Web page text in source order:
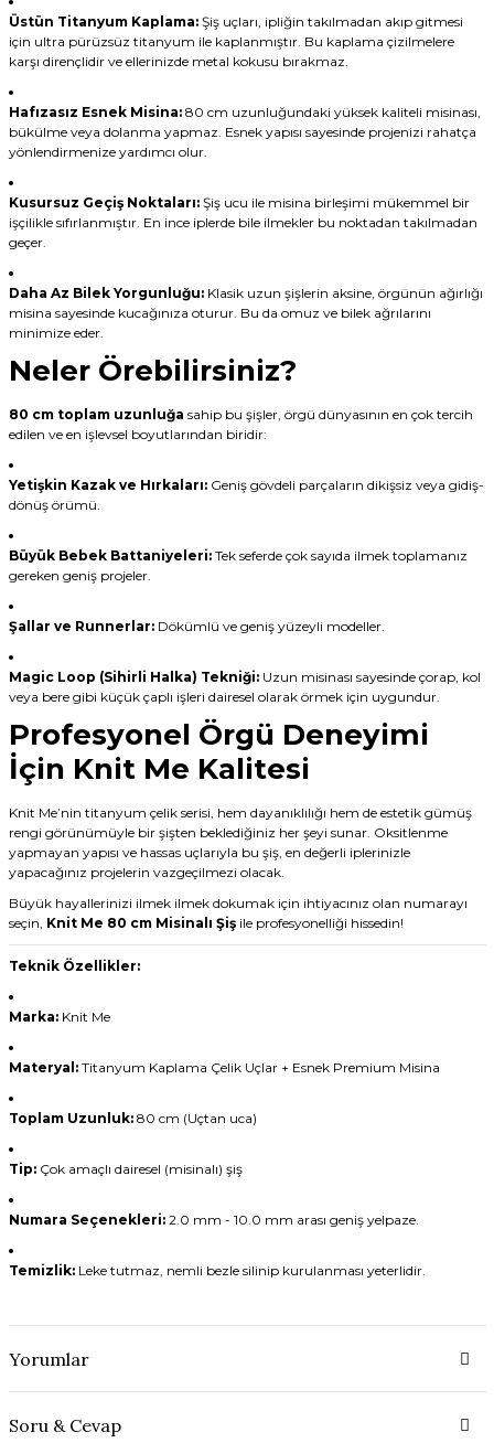
Üstün Titanyum Kaplama:Şiş uçları, ipliğin takılmadan akıp gitmesi
için ultra pürüzsüz titanyum ile kaplanmıştır. Bu kaplama çizilmelere
karşı dirençlidir ve ellerinizde metal kokusu bırakmaz.
Hafızasız Esnek Misina:80 cm uzunluğundaki yüksek kaliteli misinası,
bükülme veya dolanma yapmaz. Esnek yapısı sayesinde projenizi rahatça
yönlendirmenize yardımcı olur.
Kusursuz Geçiş Noktaları:Şiş ucu ile misina birleşimi mükemmel bir
işçilikle sıfırlanmıştır. En ince iplerde bile ilmekler bu noktadan takılmadan
geçer.
Daha Az Bilek Yorgunluğu:Klasik uzun şişlerin aksine, örgünün ağırlığı
misina sayesinde kucağınıza oturur. Bu da omuz ve bilek ağrılarını
minimize eder.
Neler Örebilirsiniz?
80 cm toplam uzunluğa sahip bu şişler, örgü dünyasının en çok tercih
edilen ve en işlevsel boyutlarından biridir:
Yetişkin Kazak ve Hırkaları:Geniş gövdeli parçaların dikişsiz veya gidiş-
dönüş örümü.
Büyük Bebek Battaniyeleri:Tek seferde çok sayıda ilmek toplamanız
gereken geniş projeler.
Şallar ve Runnerlar:Dökümlü ve geniş yüzeyli modeller.
Magic Loop (Sihirli Halka) Tekniği:Uzun misinası sayesinde çorap, kol
veya bere gibi küçük çaplı işleri dairesel olarak örmek için uygundur.
Profesyonel Örgü Deneyimi
İçin Knit Me Kalitesi
Knit Me’nin titanyum çelik serisi, hem dayanıklılığı hem de estetik gümüş
rengi görünümüyle bir şişten beklediğiniz her şeyi sunar. Oksitlenme
yapmayan yapısı ve hassas uçlarıyla bu şiş, en değerli iplerinizle
yapacağınız projelerin vazgeçilmezi olacak.
Büyük hayallerinizi ilmek ilmek dokumak için ihtiyacınız olan numarayı
seçin, Knit Me 80 cm Misinalı Şişile profesyonelliği hissedin!
Teknik Özellikler:
Marka:Knit Me
Materyal:Titanyum Kaplama Çelik Uçlar + Esnek Premium Misina
Toplam Uzunluk:80 cm (Uçtan uca)
Tip:Çok amaçlı dairesel (misinalı) şiş
Numara Seçenekleri:2.0 mm - 10.0 mm arası geniş yelpaze.
Temizlik:Leke tutmaz, nemli bezle silinip kurulanması yeterlidir.
Yorumlar
Soru & Cevap